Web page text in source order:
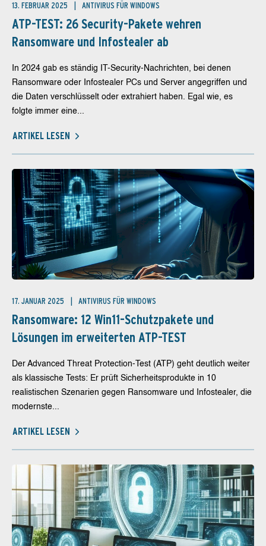
13. FEBRUAR 2025 ANTIVIRUS FÜR WINDOWS
ATP-TEST: 26 Security-Pakete wehren
Ransomware und Infostealer ab
In 2024 gab es ständig IT-Security-Nachrichten, bei denen
Ransomware oder Infostealer PCs und Server angegriffen und
die Daten verschlüsselt oder extrahiert haben. Egal wie, es
folgte immer eine...
ARTIKEL LESEN
17. JANUAR 2025 ANTIVIRUS FÜR WINDOWS
Ransomware: 12 Win11-Schutzpakete und
Lösungen im erweiterten ATP-TEST
Der Advanced Threat Protection-Test (ATP) geht deutlich weiter
als klassische Tests: Er prüft Sicherheitsprodukte in 10
realistischen Szenarien gegen Ransomware und Infostealer, die
modernste...
ARTIKEL LESEN